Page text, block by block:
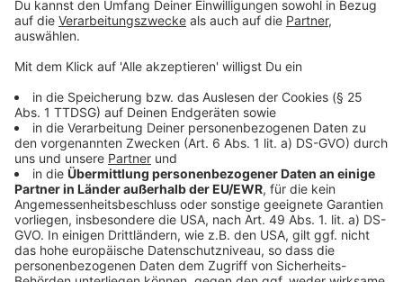
Folge uns für mehr News & Updates:
Anzeige
Instagram|Facebook| WhatsApp-Kanal
Anzeige